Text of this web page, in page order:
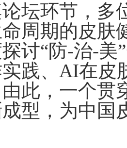
环节，多位
周期的皮肤
讨“防-治-美
践、AI在皮
此，一个贯
型，为中国